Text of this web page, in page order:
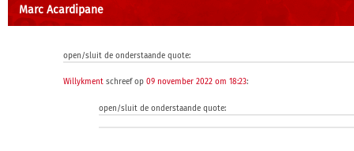
Marc Acardipane
open/sluit de onderstaande quote:
Willykment schreef op 09 november 2022 om 18:23:
open/sluit de onderstaande quote: